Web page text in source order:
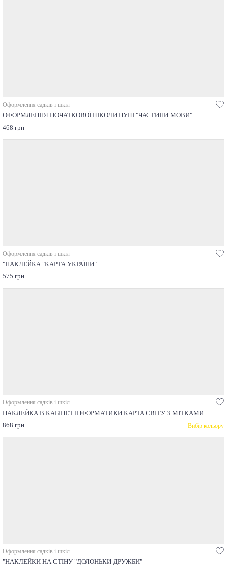
Оформлення садків і шкіл
ОФОРМЛЕННЯ ПОЧАТКОВОЇ ШКОЛИ НУШ "ЧАСТИНИ МОВИ"
468 грн
Оформлення садків і шкіл
"НАКЛЕЙКА "КАРТА УКРАЇНИ".
575 грн
Оформлення садків і шкіл
НАКЛЕЙКА В КАБІНЕТ ІНФОРМАТИКИ КАРТА СВІТУ З МІТКАМИ
868 грн
Вибір кольору
Оформлення садків і шкіл
"НАКЛЕЙКИ НА СТІНУ "ДОЛОНЬКИ ДРУЖБИ"